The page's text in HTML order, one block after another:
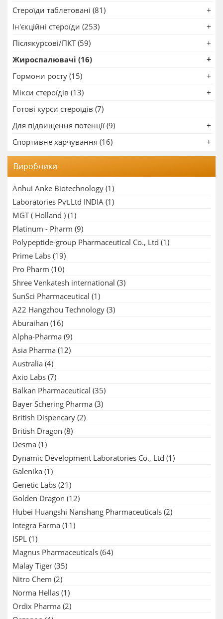
Стероїди таблетовані (81)
Ін'єкційні стероїди (253)
Післякурсові/ПКТ (59)
Жироспалювачі (16)
Гормони росту (15)
Мікси стероїдів (13)
Готові курси стероїдів (7)
Для підвищення потенції (9)
Спортивне харчування (16)
Виробники
Anhui Anke Biotechnology (1)
Laboratories Pvt.Ltd INDIA (1)
MGT ( Holland ) (1)
Platinum - Pharm (9)
Polypeptide-group Pharmaceutical Co., Ltd (1)
Prime Labs (19)
Pro Pharm (10)
Shree Venkatesh international (3)
SunSci Pharmaceutical (1)
A22 Hangzhou Technology (3)
Aburaihan (16)
Alpha-Pharma (9)
Asia Pharma (12)
Australia (4)
Axio Labs (7)
Balkan Pharmaceutical (35)
Bayer Schering Pharma (3)
British Dispencary (2)
British Dragon (8)
Desma (1)
Dynamic Development Laboratories Co., Ltd (1)
Galenika (1)
Genetic Labs (21)
Golden Dragon (12)
Hubei Huangshi Nanshang Pharmaceuticals (2)
Integra Farma (11)
ISPL (1)
Magnus Pharmaceuticals (64)
Malay Tiger (35)
Nitro Chem (2)
Norma Hellas (1)
Ordix Pharma (2)